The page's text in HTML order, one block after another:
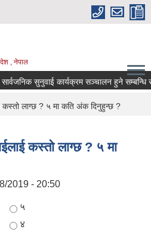
, नेपाल
सार्वजनिक सुनुवाई कार्यक्रम सञ्चालन हुने सम्बन्धि
कस्तो लाग्छ ? ५ मा कति अंक दिनुहुन्छ ?
कस्तो लाग्छ ? ५ मा
2019 - 20:50
Choices
५
४